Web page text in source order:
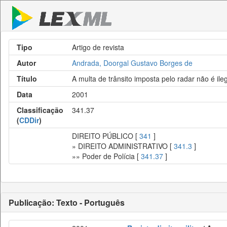
Tipo
Artigo de revista
Autor
Andrada, Doorgal Gustavo Borges de
Título
A multa de trânsito imposta pelo radar não é
Data
2001
Classificação
(CDDir)
341.37
DIREITO PÚBLICO [ 341 ]
» DIREITO ADMINISTRATIVO [ 341.3 ]
»» Poder de Polícia [ 341.37 ]
Publicação: Texto - Português